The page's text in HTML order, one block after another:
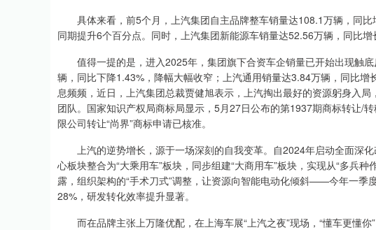
具体来看，前5个月，上汽集团自主品牌整车销量达108.1万辆，同比
同期提升6个百分点。同时，上汽集团新能源车销量达52.56万辆，同比增
值得一提的是，进入2025年，集团旗下合资车企销量已开始出现触
辆，同比下降1.43%，降幅大幅收窄；上汽通用销量达3.84万辆，同比
息频频，近日，上汽集团总裁贾健旭表示，上汽掏出最好的资源躬身入
团队。国家知识产权局商标局显示，5月27日公布的第1937期商标转让/
限公司转让“尚界”商标申请已核准。
上汽的逆势增长，源于一场深刻的自我变革。自2024年启动全面深
心板块整合为“大乘用车”板块，同步组建“大商用车”板块，实现从“多兵
露，组织架构的“手术刀式”调整，让资源向智能电动化倾斜——今年一季
28%，研发转化效率提升显著。
而在品牌主张上万隆优配，在上海车展“上汽之夜”现场，“懂车更懂你
沪深300 4651.31 -6.85 -0.15%